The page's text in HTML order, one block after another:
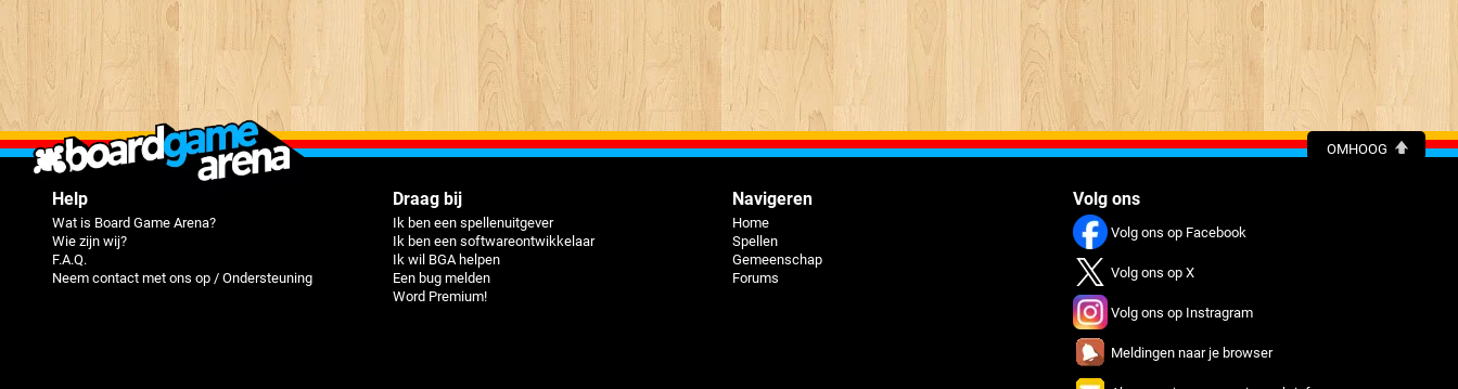
OMHOOG
Help
Wat is Board Game Arena?
Wie zijn wij?
F.A.Q.
Neem contact met ons op / Ondersteuning
Draag bij
Ik ben een spellenuitgever
Ik ben een softwareontwikkelaar
Ik wil BGA helpen
Een bug melden
Word Premium!
Navigeren
Home
Spellen
Gemeenschap
Forums
Volg ons
Volg ons op Facebook
Volg ons op X
Volg ons op Instragram
Meldingen naar je browser